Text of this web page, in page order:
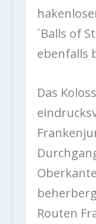
´Balls of
ebenfalls
Das
Routen